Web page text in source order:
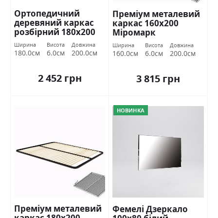
Ортопедичний
деревяний каркас
розбірний 180х200
Міромарк
Ширина
180.0см
Висота
6.0см
Довжина
200.0см
2 452 грн
Преміум металевий
каркас 160х200
Міромарк
Ширина
160.0см
Висота
6.0см
Довжина
200.0см
3 815 грн
Преміум металевий
НОВИНКА
Фемелі Дзеркало